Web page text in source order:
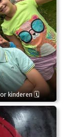
kinderen 🗓